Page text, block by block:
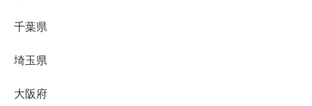
千葉県
埼玉県
大阪府